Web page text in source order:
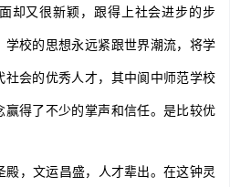
却又很新颖，跟得上社会进步的步
校的思想永远紧跟世界潮流，将学
社会的优秀人才，其中阆中师范学校
赢得了不少的掌声和信任。是比较优
殿，文运昌盛，人才辈出。在这钟灵